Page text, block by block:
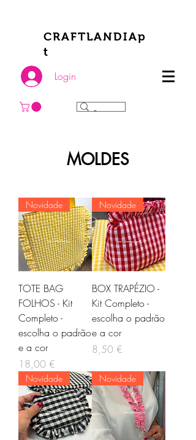
CRAFTLANDIAp
t
Login
MOLDES
Novidade
TOTE BAG
FOLHOS - Kit
Completo -
escolha o padrão
e a cor
Preço
18,00 €
Novidade
BOX TRAPÉZIO -
Kit Completo -
escolha o padrão
e a cor
Preço
8,50 €
Novidade Novidade